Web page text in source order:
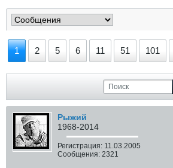
1 2 5 6 11 51 101
Рыжий
1968-2014
Регистрация: 11.03.2005
Сообщения: 2321